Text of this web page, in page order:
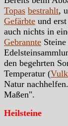
Topas bestrahlt,
Gefärbte und
auch nichts in
Gebrannte
den begehrten
Temperatur (
Natur
Maßen".
Heilsteine